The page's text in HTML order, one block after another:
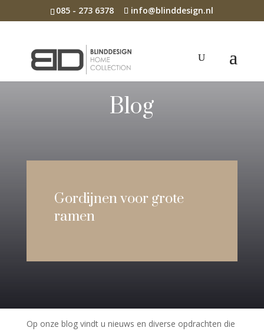
085 - 273 6378 info@blinddesign.nl
Blog
Gordijnen voor grote
ramen
Op onze blog vindt u nieuws en diverse opdrachten die